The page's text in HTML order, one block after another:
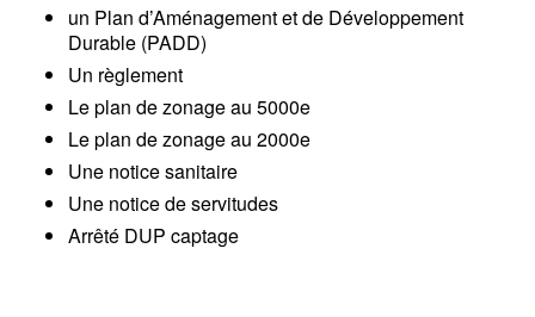
un Plan d’Aménagement et de Développement
Durable (PADD)
Un règlement
Le plan de zonage au 5000e
Le plan de zonage au 2000e
Une notice sanitaire
Une notice de servitudes
Arrêté DUP captage